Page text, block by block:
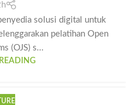
solusi digital untuk
pelatihan Open
(OJS) s...